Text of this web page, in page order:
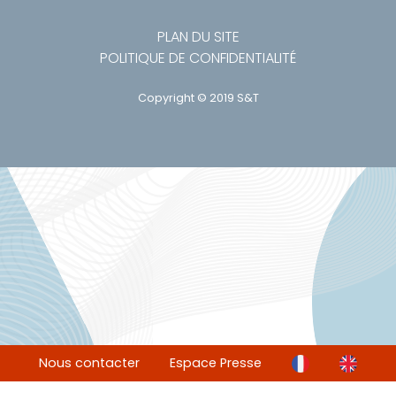
PLAN DU SITE
POLITIQUE DE CONFIDENTIALITÉ
Copyright © 2019 S&T
Nous contacter Espace Presse